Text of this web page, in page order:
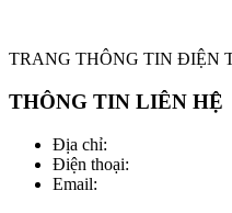
TRANG THÔNG TIN ĐIỆN
THÔNG TIN LIÊN HỆ
Địa chỉ:
Điện thoại:
Email: